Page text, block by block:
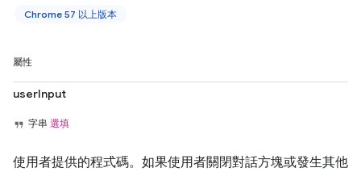
Chrome 57 以上版本
屬性
userInput
字串 選填
使用者提供的程式碼。如果使用者關閉對話方塊或發生其他